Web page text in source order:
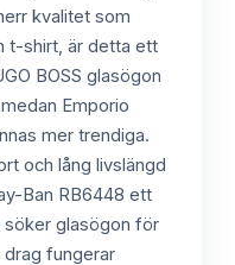
kvalitet som
t-shirt, är detta ett
BOSS glasögon
Emporio
mer trendiga.
och lång livslängd
Ban RB6448 ett
glasögon för
fungerar